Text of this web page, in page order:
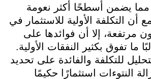
مما يضمن أسطحًا أكثر نعومة
التكلفة الأولية للاستثمار في
مرتفعة، إلا أن فوائدها على
ما تفوق بكثير النفقات الأولية.
للتكلفة والفائدة على تحديد
النتوءات استثمارًا حكيمًا